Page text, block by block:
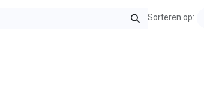
Sorteren op: